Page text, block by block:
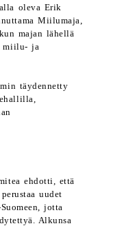
oleva Erik
Miilumaja,
majan lähellä
miilu- ja
täydennetty
ehdotti, että
uudet
jotta
Alkunsa